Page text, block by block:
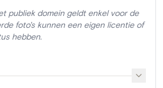
publiek domein geldt enkel voor de
foto's kunnen een eigen licentie of
hebben.